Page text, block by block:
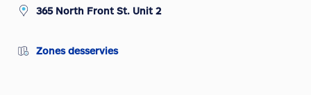
365 North Front St. Unit 2
Zones desservies